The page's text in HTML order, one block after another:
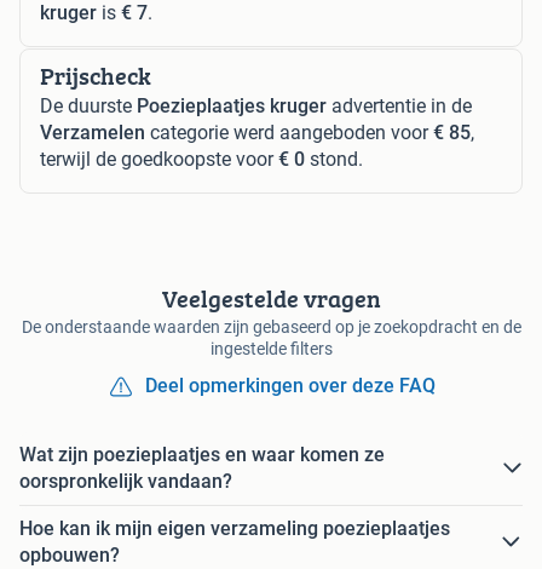
kruger is € 7.
Prijscheck
De duurste Poezieplaatjes kruger advertentie in de
Verzamelen categorie werd aangeboden voor€ 85,
terwijl de goedkoopste voor€ 0 stond.
Veelgestelde vragen
De onderstaande waarden zijn gebaseerd op je zoekopdracht en de
ingestelde filters
Deel opmerkingen over deze FAQ
Wat zijn poezieplaatjes en waar komen ze
oorspronkelijk vandaan?
Hoe kan ik mijn eigen verzameling poezieplaatjes
opbouwen?